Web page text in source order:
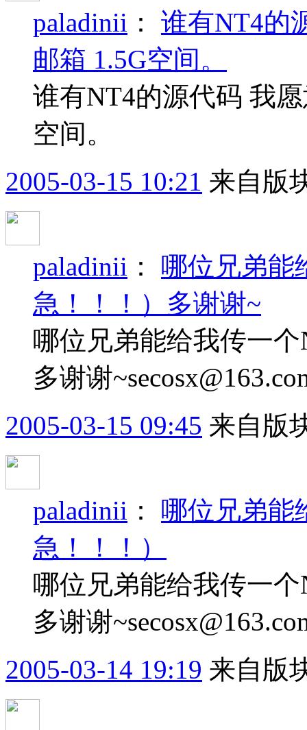
paladinii ： 谁有NT4的
邮箱 1.5G空间。
谁有NT4的源代码 我
空间。
2005-03-15 10:21 来自版
paladinii ： 哪位兄弟能
急！！！）多谢谢~
哪位兄弟能给我传一
多谢谢
2005-03-15 09:45 来自版
paladinii ： 哪位兄弟能
急！！！）
哪位兄弟能给我传一
多谢谢
2005-03-14 19:19 来自版